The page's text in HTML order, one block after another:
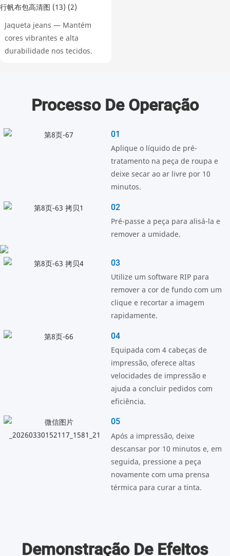
Jaqueta jeans — Mantém
cores vibrantes e alta
durabilidade nos tecidos.
Processo De Operação
01
Aplique o líquido de pré-
tratamento na peça de roupa e
deixe secar ao ar livre por 10
minutos.
02
Pré-passe a peça para alisá-la e
remover a umidade.
03
Utilize um software RIP para
remover a cor de fundo com um
clique e recortar a imagem
rapidamente.
04
Equipada com 4 cabeças de
impressão, oferece altas
velocidades de impressão e
ajuda a concluir pedidos com
eficiência.
05
Após a impressão, deixe
descansar por 10 minutos e, em
seguida, pressione a peça
novamente com uma prensa
térmica para curar a tinta.
Demonstração De Efeitos